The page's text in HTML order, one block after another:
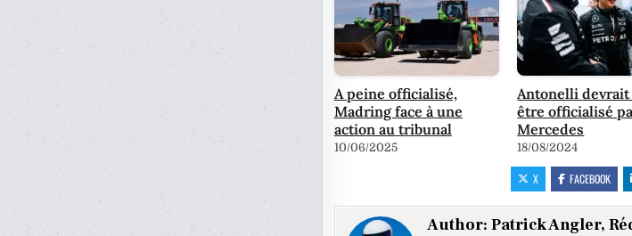
A peine officialisé,
Madring face à une
action au tribunal
10/06/2025
Antonelli
être officialisé
Mercedes
18/08/2024
X FACEBOOK
Author: Patrick Angler,